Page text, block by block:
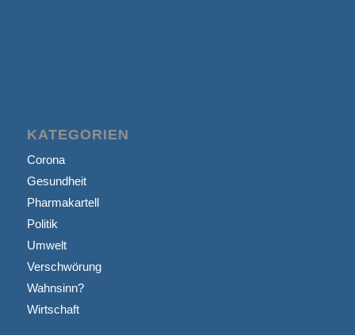
KATEGORIEN
Corona
Gesundheit
Pharmakartell
Politik
Umwelt
Verschwörung
Wahnsinn?
Wirtschaft